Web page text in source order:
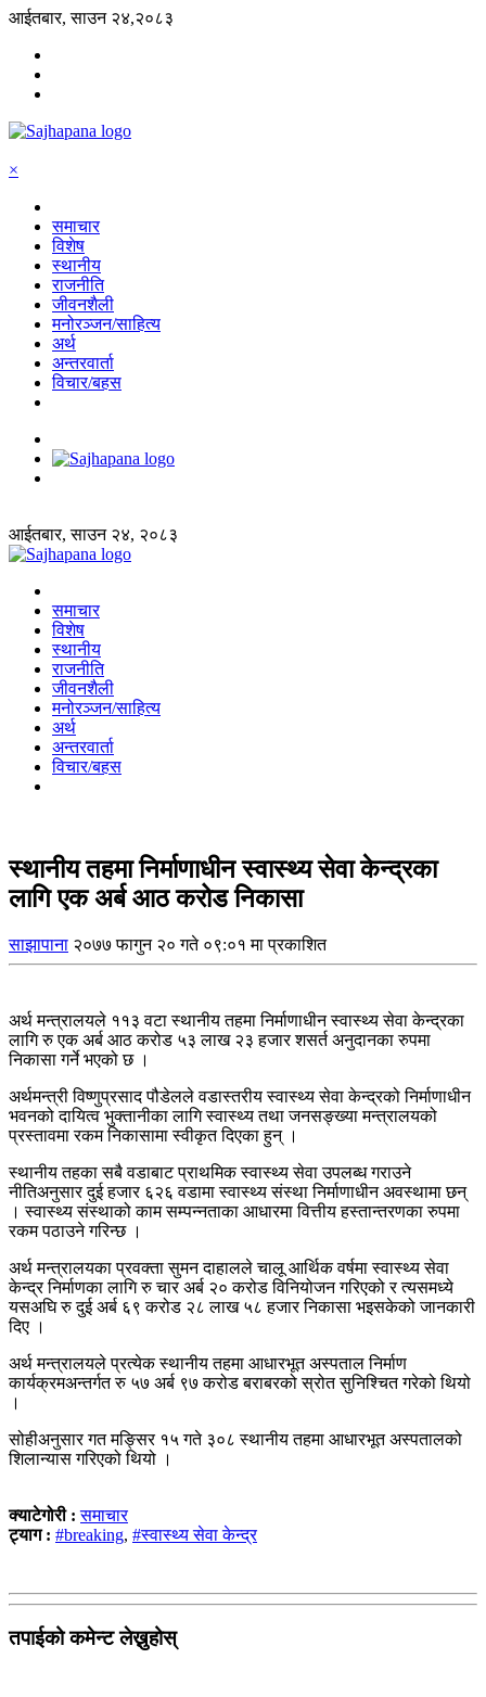
आईतबार, साउन २४,२०८३
×
समाचार
विशेष
स्थानीय
राजनीति
जीवनशैली
मनोरञ्जन/साहित्य
अर्थ
अन्तरवार्ता
विचार/बहस
आईतबार, साउन २४, २०८३
समाचार
विशेष
स्थानीय
राजनीति
जीवनशैली
मनोरञ्जन/साहित्य
अर्थ
अन्तरवार्ता
विचार/बहस
स्थानीय तहमा निर्माणाधीन स्वास्थ्य सेवा केन्द्रका
लागि एक अर्ब आठ करोड निकासा
साझापाना २०७७ फागुन २० गते ०९:०१ मा प्रकाशित
अर्थ मन्त्रालयले ११३ वटा स्थानीय तहमा निर्माणाधीन स्वास्थ्य सेवा केन्द्रका
लागि रु एक अर्ब आठ करोड ५३ लाख २३ हजार शसर्त अनुदानका रुपमा
निकासा गर्ने भएको छ ।
अर्थमन्त्री विष्णुप्रसाद पौडेलले वडास्तरीय स्वास्थ्य सेवा केन्द्रको निर्माणाधीन
भवनको दायित्व भुक्तानीका लागि स्वास्थ्य तथा जनसङ्ख्या मन्त्रालयको
प्रस्तावमा रकम निकासामा स्वीकृत दिएका हुन् ।
स्थानीय तहका सबै वडाबाट प्राथमिक स्वास्थ्य सेवा उपलब्ध गराउने
नीतिअनुसार दुई हजार ६२६ वडामा स्वास्थ्य संस्था निर्माणाधीन अवस्थामा छन्
। स्वास्थ्य संस्थाको काम सम्पन्नताका आधारमा वित्तीय हस्तान्तरणका रुपमा
रकम पठाउने गरिन्छ ।
अर्थ मन्त्रालयका प्रवक्ता सुमन दाहालले चालू आर्थिक वर्षमा स्वास्थ्य सेवा
केन्द्र निर्माणका लागि रु चार अर्ब २० करोड विनियोजन गरिएको र त्यसमध्ये
यसअघि रु दुई अर्ब ६९ करोड २८ लाख ५८ हजार निकासा भइसकेको जानकारी
दिए ।
अर्थ मन्त्रालयले प्रत्येक स्थानीय तहमा आधारभूत अस्पताल निर्माण
कार्यक्रमअन्तर्गत रु ५७ अर्ब ९७ करोड बराबरको स्रोत सुनिश्चित गरेको थियो
।
सोहीअनुसार गत मङ्सिर १५ गते ३०८ स्थानीय तहमा आधारभूत अस्पतालको
शिलान्यास गरिएको थियो ।
क्याटेगोरी :समाचार
ट्याग : #breaking, #स्वास्थ्य सेवा केन्द्र
तपाईको कमेन्ट लेख्नुहोस्